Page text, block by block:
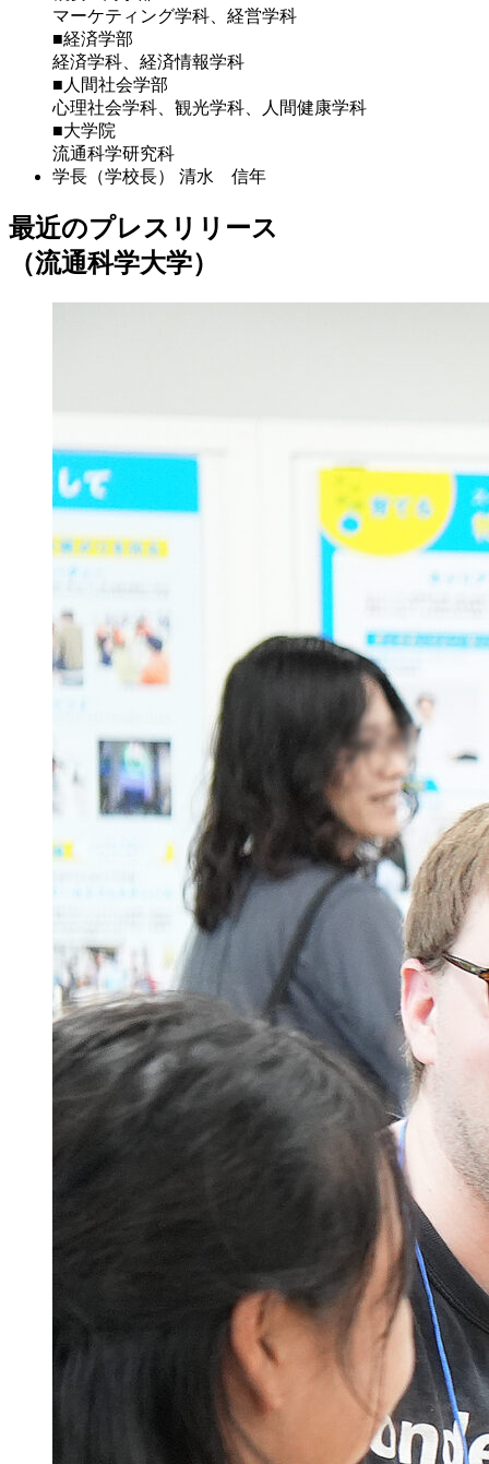
マーケティング学科、経営学科
■経済学部
経済学科、経済情報学科
■人間社会学部
心理社会学科、観光学科、人間健康学科
■大学院
流通科学研究科
学長（学校長）
清水 信年
最近のプレスリリース
（流通科学大学）